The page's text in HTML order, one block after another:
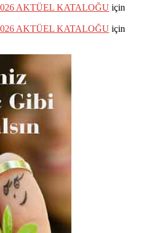
AKTÜEL KATALOĞU için
AKTÜEL KATALOĞU için